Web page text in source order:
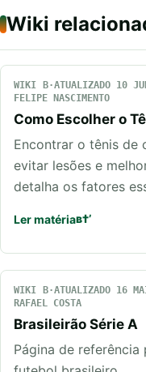
Wiki
WIKI ATUALIZADO 10
FELIPE NASCIMENTO
Como Escolher o
Encontrar o tênis de
evitar lesões e
detalha os fatores
Ler matéria
WIKI ATUALIZADO 16
RAFAEL COSTA
Brasileirão Série A
Página de